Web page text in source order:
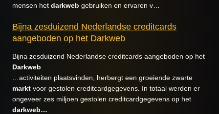
mensen het darkweb gebruiken en ervaren v…
Bijna zesduizend Nederlandse creditcards
aangeboden op het Darkweb
Bijna zesduizend Nederlandse creditcards aangeboden op het
Darkweb
…activiteiten plaatsvinden, herbergt een groeiende zwarte
markt voor gestolen creditcardgegevens. In totaal werden er
ongeveer zes miljoen gestolen creditcardgegevens op het
darkweb…